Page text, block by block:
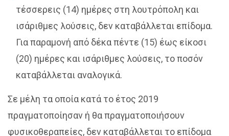
τέσσερεις (14) ημέρες στη λουτρόπολη και
ισάριθμες λούσεις, δεν καταβάλλεται επίδομα.
Για παραμονή από δέκα πέντε (15) έως είκοσι
(20) ημέρες και ισάριθμες λούσεις, το ποσόν
καταβάλλεται αναλογικά.
Σε μέλη τα οποία κατά το έτος 2019
πραγματοποίησαν ή θα πραγματοποιήσουν
φυσικοθεραπείες, δεν καταβάλλεται το επίδομα